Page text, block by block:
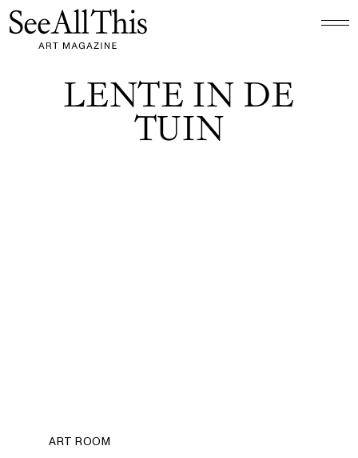
Logo See All This, linkt naar de homepage
LENTE IN DE
TUIN
ART ROOM